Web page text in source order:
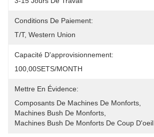
Conditions De Paiement:
T/T, Western Union
Capacité D'approvisionnement:
100,00SETS/MONTH
Mettre En Évidence:
Composants De Machines De Monforts
Machines Bush De Monforts
Machines Bush De Monforts De Coup D'oeil